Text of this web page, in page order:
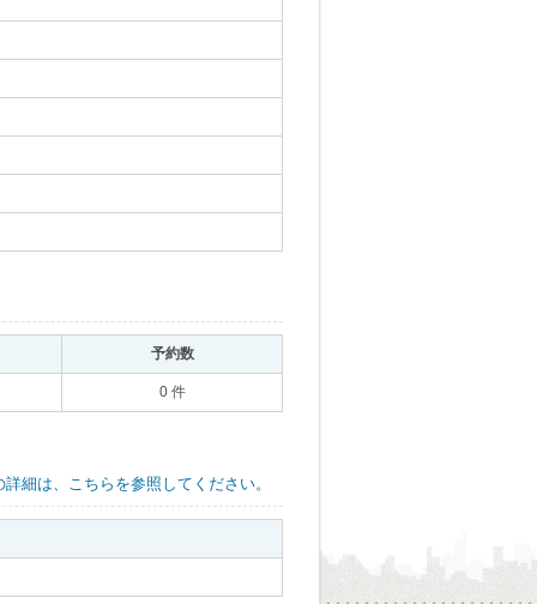
予約数｡
0 件
細は、こちらを参照してください。